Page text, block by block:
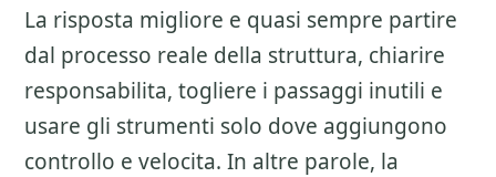
La risposta migliore e quasi sempre partire
dal processo reale della struttura, chiarire
responsabilita, togliere i passaggi inutili e
usare gli strumenti solo dove aggiungono
controllo e velocita. In altre parole, la